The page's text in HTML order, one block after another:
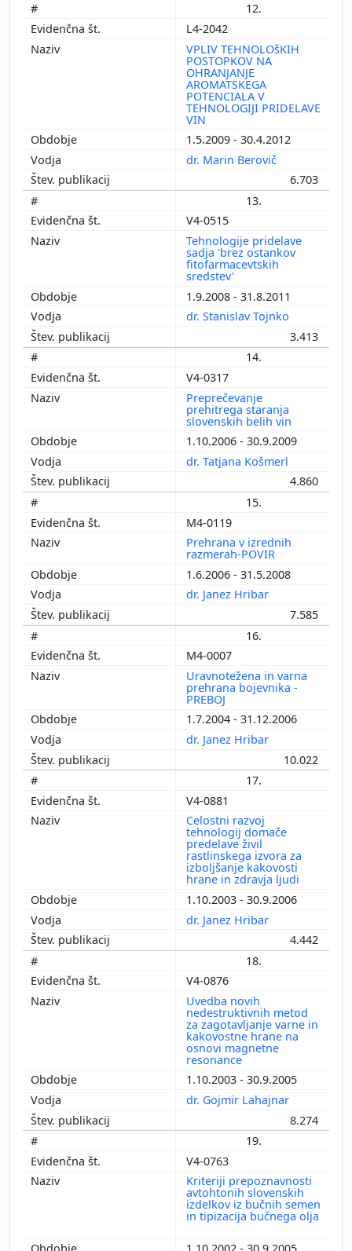
12.
L4-2042
VPLIV TEHNOLOšKIH
POSTOPKOV NA
OHRANJANJE
AROMATSKEGA
POTENCIALA V
TEHNOLOGIJI PRIDELAVE
VIN
1.5.2009 - 30.4.2012
dr. Marin Berovič
6.703
13.
V4-0515
Tehnologije pridelave
sadja 'brez ostankov
fitofarmacevtskih
sredstev'
1.9.2008 - 31.8.2011
dr. Stanislav Tojnko
3.413
14.
V4-0317
Preprečevanje
prehitrega staranja
slovenskih belih vin
1.10.2006 - 30.9.2009
dr. Tatjana Košmerl
4.860
15.
M4-0119
Prehrana v izrednih
razmerah-POVIR
1.6.2006 - 31.5.2008
dr. Janez Hribar
7.585
16.
M4-0007
Uravnotežena in varna
prehrana bojevnika -
PREBOJ
1.7.2004 - 31.12.2006
dr. Janez Hribar
10.022
17.
V4-0881
Celostni razvoj
tehnologij domače
predelave živil
rastlinskega izvora za
izboljšanje kakovosti
hrane in zdravja ljudi
1.10.2003 - 30.9.2006
dr. Janez Hribar
4.442
18.
V4-0876
Uvedba novih
nedestruktivnih metod
za zagotavljanje varne in
kakovostne hrane na
osnovi magnetne
resonance
1.10.2003 - 30.9.2005
dr. Gojmir Lahajnar
8.274
19.
V4-0763
Kriteriji prepoznavnosti
avtohtonih slovenskih
izdelkov iz bučnih semen
in tipizacija bučnega olja